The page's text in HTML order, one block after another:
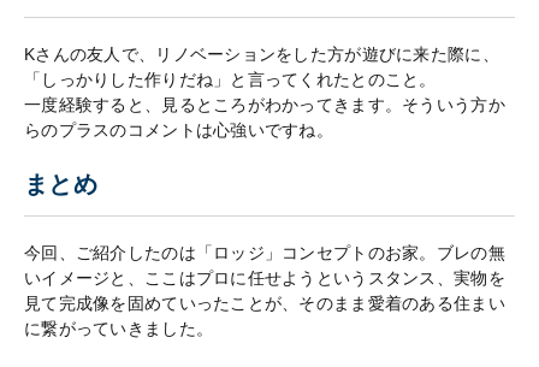
Kさんの友人で、リノベーションをした方が遊びに来た際に、
「しっかりした作りだね」と言ってくれたとのこと。
一度経験すると、見るところがわかってきます。そういう方か
らのプラスのコメントは心強いですね。
まとめ
今回、ご紹介したのは「ロッジ」コンセプトのお家。ブレの無
いイメージと、ここはプロに任せようというスタンス、実物を
見て完成像を固めていったことが、そのまま愛着のある住まい
に繋がっていきました。